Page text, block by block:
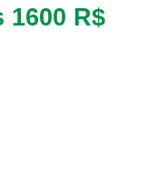
R$